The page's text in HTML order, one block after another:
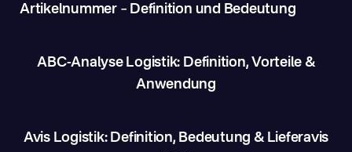
Artikelnummer – Definition und Bedeutung
ABC-Analyse Logistik: Definition, Vorteile &
Anwendung
Avis Logistik: Definition, Bedeutung & Lieferavis